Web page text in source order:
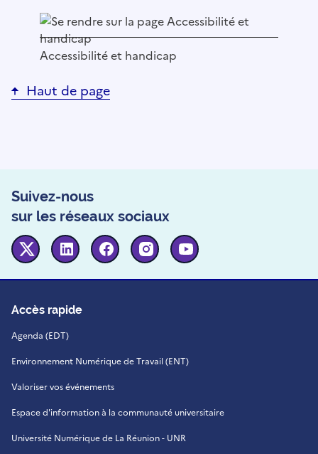
Accessibilité et handicap
Haut de page
Suivez-nous
sur les réseaux sociaux
Twitter Linkedin FacebookInstagram
Accès rapide
Agenda (EDT)
Environnement Numérique de Travail (ENT)
Valoriser vos événements
Espace d'information à la communauté universitaire
Université Numérique de La Réunion - UNR